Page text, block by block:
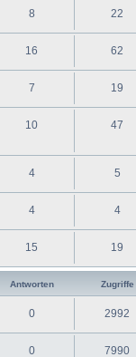
8 22
16 62
7 19
10 47
4 5
4 4
15 19
Antworten Zugriffe
0 2992
0 7990